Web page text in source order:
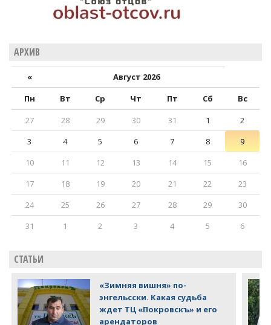
АРХИВ
«
Август 2026
Пн
Вт Ср Чт Пт Сб
Вс
27
28 29 30 31 1
2
3
4 5 6 7 8
9
10
11 12 13 14 15
16
17
18 19 20 21 22
23
24
25 26 27 28 29
30
31
1 2 3 4 5 6
СТАТЬИ
«Зимняя вишня» по-
энгельсски. Какая судьба
ждет ТЦ «Покровскъ» и его
арендаторов